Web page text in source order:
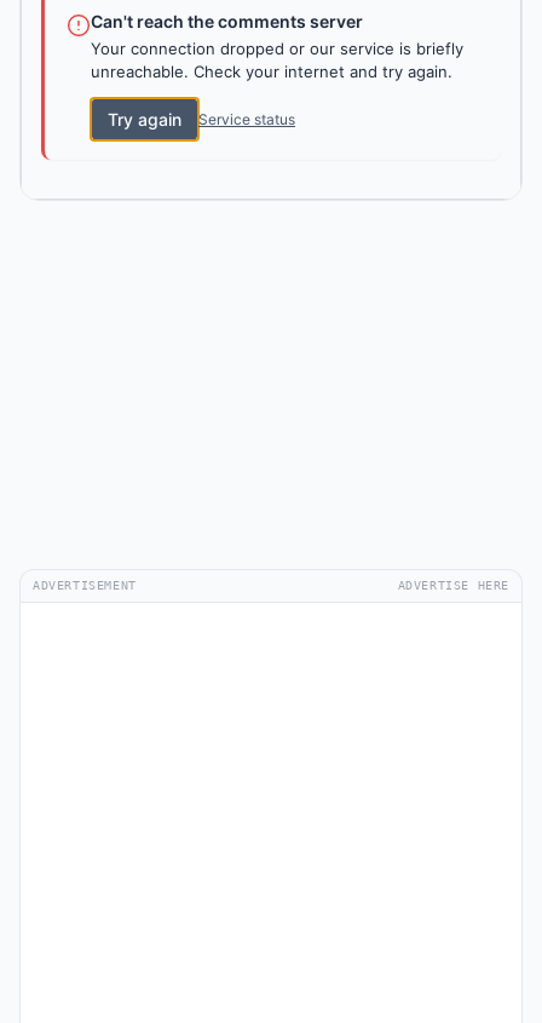
Can't reach the comments server
Your connection dropped or our service is briefly
unreachable. Check your internet and try again.
Try again Service status
ADVERTISEMENT ADVERTISE HERE